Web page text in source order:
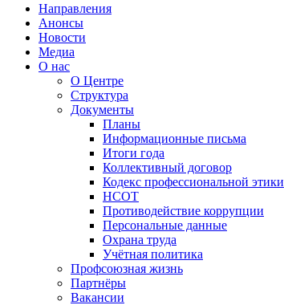
Направления
Анонсы
Новости
Медиа
О нас
О Центре
Структура
Документы
Планы
Информационные письма
Итоги года
Коллективный договор
Кодекс профессиональной этики
НСОТ
Противодействие коррупции
Персональные данные
Охрана труда
Учётная политика
Профсоюзная жизнь
Партнёры
Вакансии